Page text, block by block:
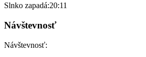
Slnko zapadá:20:11
Návštevnosť
Návštevnosť: